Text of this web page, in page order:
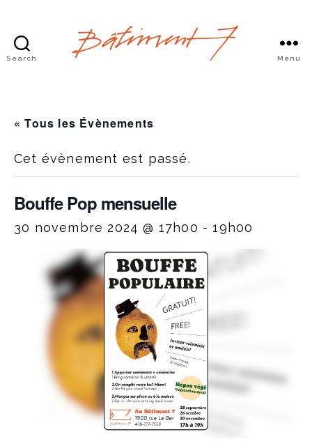
Search Menu
« Tous les Évènements
Cet évènement est passé.
Bouffe Pop mensuelle
30 novembre 2024 @ 17h00 -19h00